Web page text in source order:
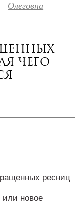
Олеговна
чего
ресниц
или новое